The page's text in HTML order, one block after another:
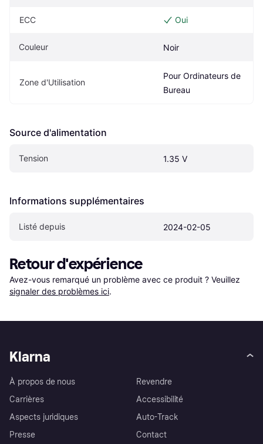
ECC Oui
Couleur Noir
Zone d'Utilisation
Pour Ordinateurs de
Bureau
Source d'alimentation
Tension 1.35 V
Informations supplémentaires
Listé depuis 2024-02-05
Retour d'expérience
Avez-vous remarqué un problème avec ce produit ? Veuillez
signaler des problèmes ici.
Klarna
À propos de nous
Carrières
Aspects juridiques
Presse
Revendre
Accessibilité
Auto-Track
Contact